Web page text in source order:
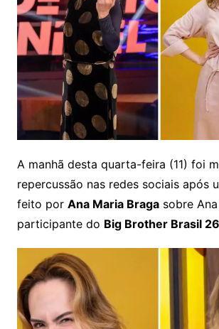
A manhã desta quarta-feira (11) foi
repercussão nas redes sociais após
feito por Ana Maria Bragasobre Ana
participante do Big Brother Brasil 26